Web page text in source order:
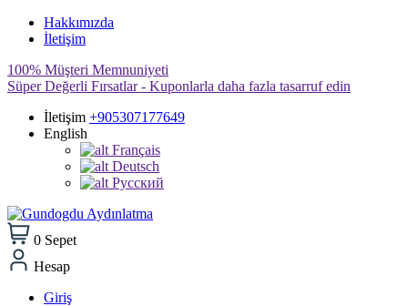
Hakkımızda
İletişim
100% Müşteri Memnuniyeti
Süper Değerli Fırsatlar - Kuponlarla daha fazla tasarruf edin
İletişim +905307177649
English
Français
Deutsch
Pусский
0 Sepet
Hesap
Giriş